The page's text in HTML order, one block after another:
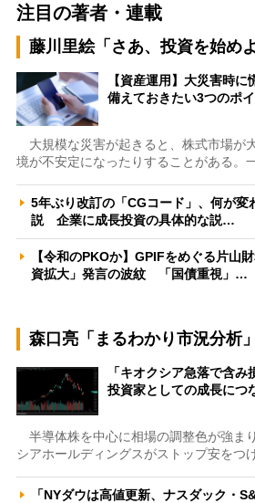
注目の著者・連載
藤川里絵「さあ、投資を始め
【資産運用】大災害時
備えておきたい3つのポ
大規模な災害が起きると、株式市場が
境が不安定になったりすることがある。
5年ぶり改訂の「CGコード」、何が変
説 企業に成長投資の具体的な説…
【令和のPKOか】GPIFをめぐる片山
資拡大」発言の波紋 「国債重視」…
森口亮「まるわかり市況分析」
「キオクシア急落で含
投資家としての成長に
半導体株を中心に相場の調整色が強ま
シアホールディングスがストップ安をつ
「NYダウは高値更新、ナスダック・